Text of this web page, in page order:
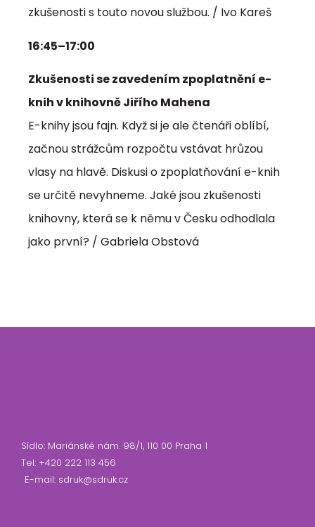
zkušenosti s touto novou službou. / Ivo Kareš
16:45–17:00
Zkušenosti se zavedením zpoplatnění e-
knih v knihovně Jiřího Mahena
E-knihy jsou fajn. Když si je ale čtenáři oblíbí,
začnou strážcům rozpočtu vstávat hrůzou
vlasy na hlavě. Diskusi o zpoplatňování e-knih
se určitě nevyhneme. Jaké jsou zkušenosti
knihovny, která se k němu v Česku odhodlala
jako první? / Gabriela Obstová
Sídlo: Mariánské nám. 98/1, 110 00 Praha 1
Tel: +420 222 113 456
E-mail: sdruk@sdruk.cz